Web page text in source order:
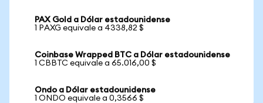
PAX Gold a Dólar estadounidense
1 PAXG equivale a 4338,82 $
Coinbase Wrapped BTC a Dólar estadounidense
1 CBBTC equivale a 65.016,00 $
Ondo a Dólar estadounidense
1 ONDO equivale a 0,3566 $